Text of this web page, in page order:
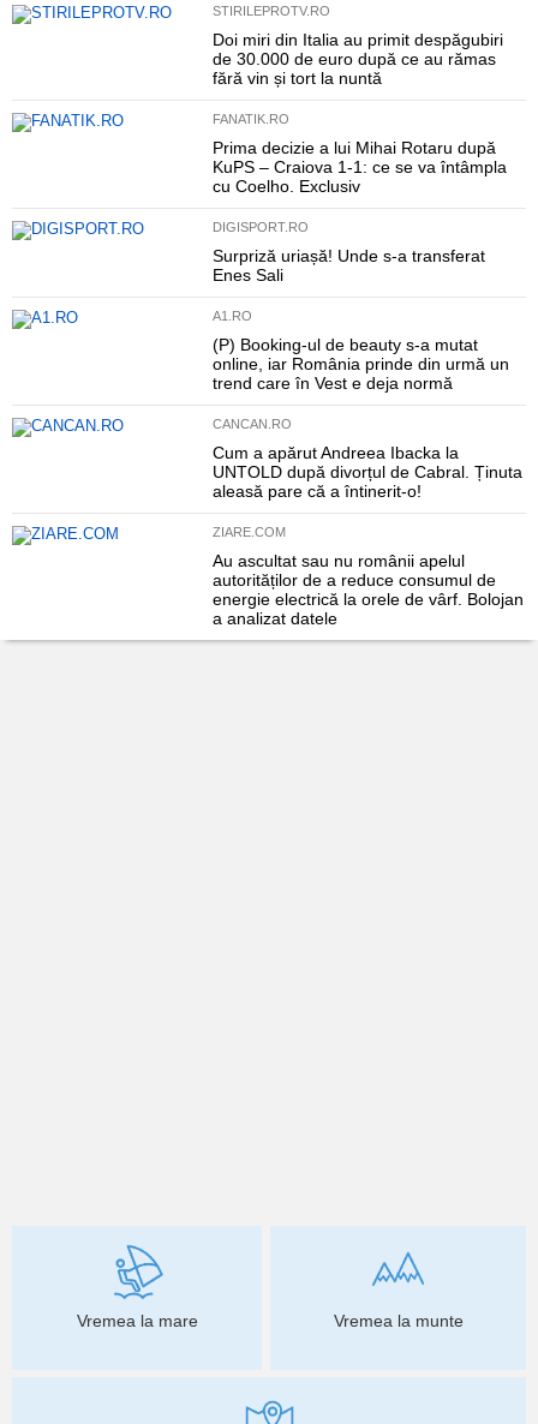
STIRILEPROTV.RO
Doi miri din Italia au primit despăgubiri
de 30.000 de euro după ce au rămas
fără vin și tort la nuntă
FANATIK.RO
Prima decizie a lui Mihai Rotaru după
KuPS – Craiova 1-1: ce se va întâmpla
cu Coelho. Exclusiv
DIGISPORT.RO
Surpriză uriașă! Unde s-a transferat
Enes Sali
A1.RO
(P) Booking-ul de beauty s-a mutat
online, iar România prinde din urmă un
trend care în Vest e deja normă
CANCAN.RO
Cum a apărut Andreea Ibacka la
UNTOLD după divorțul de Cabral. Ținuta
aleasă pare că a întinerit-o!
ZIARE.COM
Au ascultat sau nu românii apelul
autorităților de a reduce consumul de
energie electrică la orele de vârf. Bolojan
a analizat datele
Vremea la mare Vremea la munte